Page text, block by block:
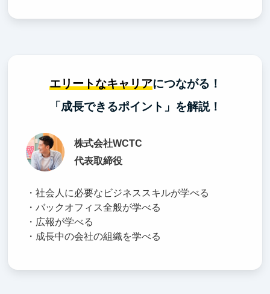
エリートなキャリアにつながる！
「成長できるポイント」を解説！
株式会社WCTC
代表取締役
・社会人に必要なビジネススキルが学べる
・バックオフィス全般が学べる
・広報が学べる
・成長中の会社の組織を学べる